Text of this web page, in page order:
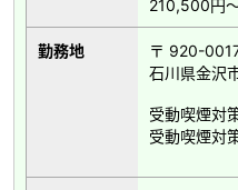
210,500円
勤務地
〒 920-
石川県金沢
受動喫煙対
受動喫煙対